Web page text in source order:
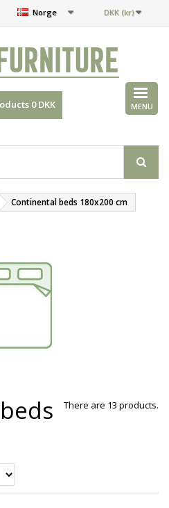
DKK (kr)
Norge
MENU
0 DKK
Continental beds 180x200 cm
There are 13 products.